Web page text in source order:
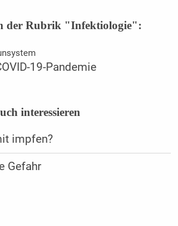
der Rubrik "Infektiologie":
19-Pandemie
interessieren
impfen?
Gefahr